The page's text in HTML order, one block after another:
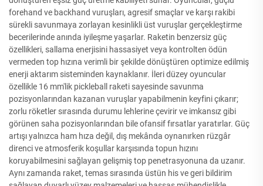
forehand ve backhand vuruşları, agresif smaçlar ve karşı rakibi
sürekli savunmaya zorlayan kesinlikli üst vuruşlar gerçekleştirme
becerilerinde anında iyileşme yaşarlar. Raketin benzersiz güç
özellikleri, sallama enerjisini hassasiyet veya kontrolten ödün
vermeden top hızına verimli bir şekilde dönüştüren optimize edilmiş
enerji aktarım sisteminden kaynaklanır. İleri düzey oyuncular
özellikle 16 mm'lik pickleball raketi sayesinde savunma
pozisyonlarından kazanan vuruşlar yapabilmenin keyfini çıkarır;
zorlu röketler sırasında durumu lehlerine çevirir ve imkansız gibi
görünen saha pozisyonlarından bile ofansif fırsatlar yaratırlar. Güç
artışı yalnızca ham hıza değil, dış mekânda oynanırken rüzgâr
direnci ve atmosferik koşullar karşısında topun hızını
koruyabilmesini sağlayan gelişmiş top penetrasyonuna da uzanır.
Aynı zamanda raket, temas sırasında üstün his ve geri bildirim